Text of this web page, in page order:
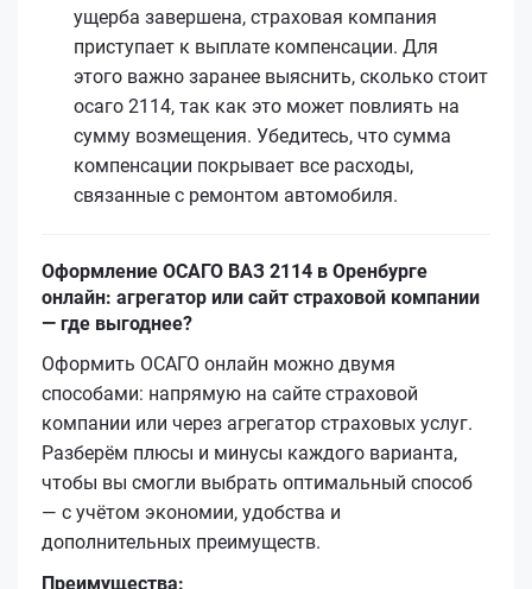
ущерба завершена, страховая компания
приступает к выплате компенсации. Для
этого важно заранее выяснить, сколько стоит
осаго 2114, так как это может повлиять на
сумму возмещения. Убедитесь, что сумма
компенсации покрывает все расходы,
связанные с ремонтом автомобиля.
Оформление ОСАГО ВАЗ 2114 в Оренбурге
онлайн: агрегатор или сайт страховой компании
— где выгоднее?
Оформить ОСАГО онлайн можно двумя
способами: напрямую на сайте страховой
компании или через агрегатор страховых услуг.
Разберём плюсы и минусы каждого варианта,
чтобы вы смогли выбрать оптимальный способ
— с учётом экономии, удобства и
дополнительных преимуществ.
Преимущества: